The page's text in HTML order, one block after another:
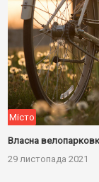
Місто
29 листопада 2021